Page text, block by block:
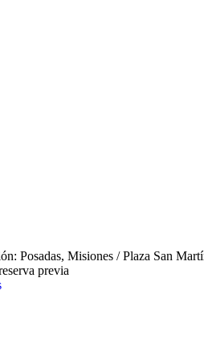
Posadas, Misiones / Plaza San
previa